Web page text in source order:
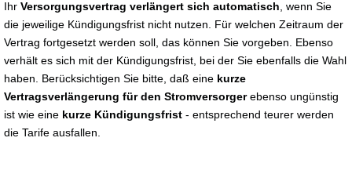
Ihr Versorgungsvertrag verlängert sich automatisch , wenn Sie
die jeweilige Kündigungsfrist nicht nutzen. Für welchen Zeitraum der
Vertrag fortgesetzt werden soll, das können Sie vorgeben. Ebenso
verhält es sich mit der Kündigungsfrist, bei der Sie ebenfalls die Wahl
haben. Berücksichtigen Sie bitte, daß eine kurze
Vertragsverlängerung für den Stromversorgerebenso ungünstig
ist wie eine kurze Kündigungsfrist - entsprechend teurer werden
die Tarife ausfallen.